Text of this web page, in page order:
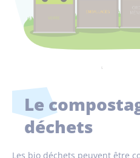
Le
déchets
Les bio déchets peuvent être